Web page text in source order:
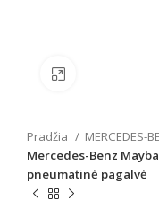
Pradžia MERCEDES-
Mercedes-Benz
pneumatinė pagalvė